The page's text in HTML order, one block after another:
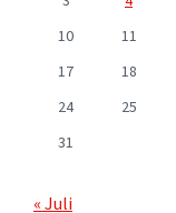
10
11
17
18
24
25
31
« Juli